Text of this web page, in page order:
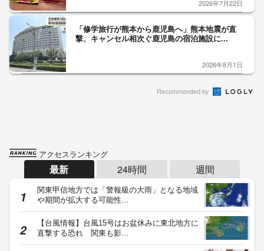
2026年7月22日
「修学旅行が熊本から鹿児島へ」熊本地震が直
撃、キャンセル相次ぐ鹿児島の宿泊施設に...
2026年8月1日
Recommended by
アクセスランキング
最新 24時間 週間
関東甲信地方では「警報級の大雨」となる地域
や期間が拡大する可能性…
【台風情報】台風15号はお盆休みに東北地方に
直撃する恐れ 関東も影…